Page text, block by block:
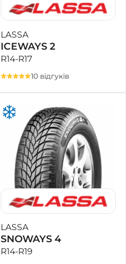
LASSA
ICEWAYS 2
R14-R17
10 відгуків
LASSA
SNOWAYS 4
R14-R19